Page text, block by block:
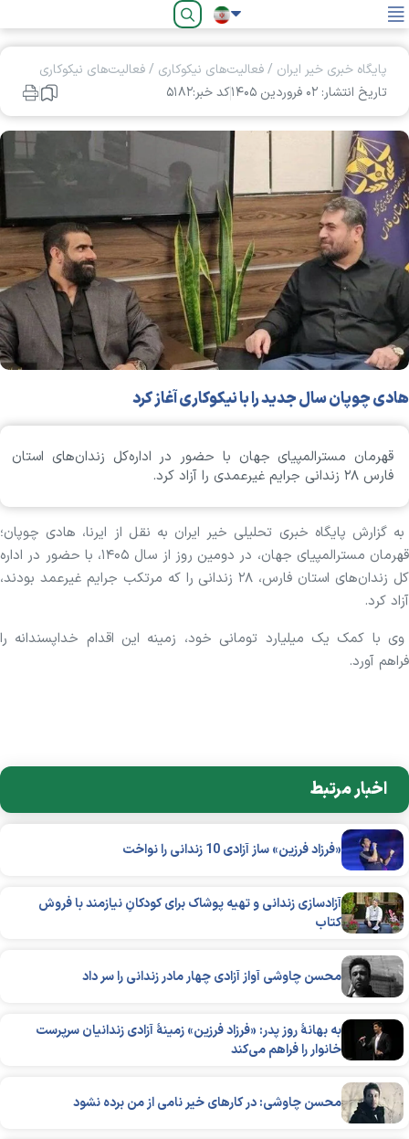
فارسی
پایگاه خبری خیر ایران /فعالیت‌های نیکوکاری /فعالیت‌های نیکوکاری
تاریخ انتشار: ۰۲ فروردين ۱۴۰۵
کد خبر:۵۱۸۲
هادی چوپان سال جدید را با نیکوکاری آغاز کرد
قهرمان مسترالمپیای جهان با حضور در اداره‌کل زندان‌های استان
فارس ۲۸ زندانی جرایم غیرعمدی را آزاد کرد.
به گزارش پایگاه خبری تحلیلی خیر ایران به نقل از ایرنا، هادی چوپان؛
قهرمان مسترالمپیای جهان، در دومین روز از سال ۱۴۰۵، با حضور در اداره
کل زندان‌های استان فارس، ۲۸ زندانی را که مرتکب جرایم غیرعمد بودند،
آزاد کرد.
وی با کمک یک میلیارد تومانی خود، زمینه این اقدام خداپسندانه را
فراهم آورد.
اخبار مرتبط
«فرزاد فرزین» ساز آزادی 10 زندانی را نواخت
آزادسازی زندانی و تهیه پوشاک برای کودکانِ نیازمند با فروش
کتاب
محسن چاوشی آواز آزادی چهار مادر زندانی را سر داد
به بهانۀ روز پدر: «فرزاد فرزین» زمینۀ آزادی زندانیان سرپرست
خانوار را فراهم می‌کند
محسن چاوشی: در کارهای خیر نامی از من برده نشود